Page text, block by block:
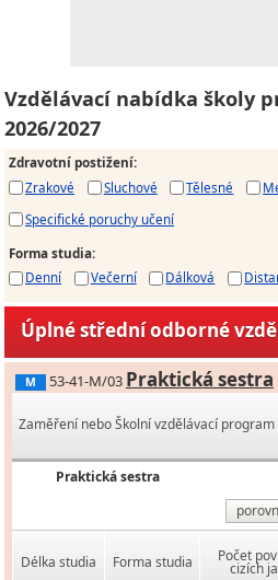
Vzdělávací nabídka školy
2026/2027
Zdravotní postižení:
Zrakové
Sluchové Tělesné
Specifické poruchy učení
Forma studia:
Denní
Večerní Dálková
Úplné střední odborné
M 53-41-M/03 Praktická sestra
Zaměření nebo Školní vzdělávací program
Praktická sestra
Délka studia Forma studia Počet
cizích